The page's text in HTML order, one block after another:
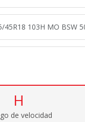
H
de velocidad